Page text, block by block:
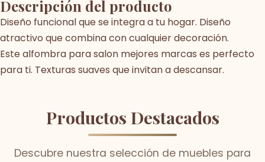
Descripción del producto
Diseño funcional que se integra a tu hogar. Diseño
atractivo que combina con cualquier decoración.
Este alfombra para salon mejores marcas es perfecto
para ti. Texturas suaves que invitan a descansar.
Productos Destacados
Descubre nuestra selección de muebles para